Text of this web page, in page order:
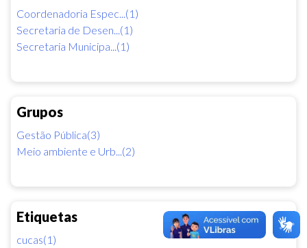
Coordenadoria Espec...(1)
Secretaria de Desen...(1)
Secretaria Municipa...(1)
Grupos
Gestão Pública(3)
Meio ambiente e Urb...(2)
Etiquetas
cucas(1)